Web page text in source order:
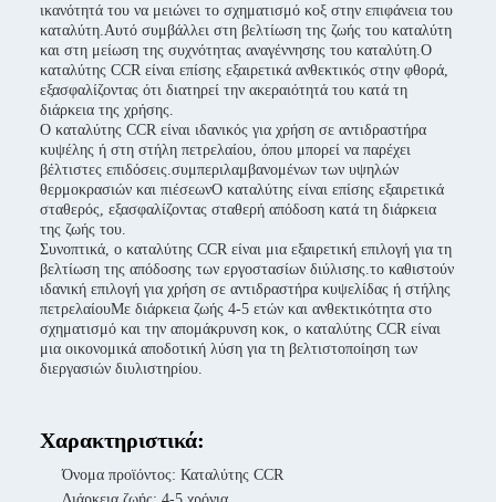
ικανότητά του να μειώνει το σχηματισμό κοξ στην επιφάνεια του
καταλύτη.Αυτό συμβάλλει στη βελτίωση της ζωής του καταλύτη
και στη μείωση της συχνότητας αναγέννησης του καταλύτη.Ο
καταλύτης CCR είναι επίσης εξαιρετικά ανθεκτικός στην φθορά,
εξασφαλίζοντας ότι διατηρεί την ακεραιότητά του κατά τη
διάρκεια της χρήσης.
Ο καταλύτης CCR είναι ιδανικός για χρήση σε αντιδραστήρα
κυψέλης ή στη στήλη πετρελαίου, όπου μπορεί να παρέχει
βέλτιστες επιδόσεις.συμπεριλαμβανομένων των υψηλών
θερμοκρασιών και πιέσεωνΟ καταλύτης είναι επίσης εξαιρετικά
σταθερός, εξασφαλίζοντας σταθερή απόδοση κατά τη διάρκεια
της ζωής του.
Συνοπτικά, ο καταλύτης CCR είναι μια εξαιρετική επιλογή για τη
βελτίωση της απόδοσης των εργοστασίων διύλισης.το καθιστούν
ιδανική επιλογή για χρήση σε αντιδραστήρα κυψελίδας ή στήλης
πετρελαίουΜε διάρκεια ζωής 4-5 ετών και ανθεκτικότητα στο
σχηματισμό και την απομάκρυνση κοκ, ο καταλύτης CCR είναι
μια οικονομικά αποδοτική λύση για τη βελτιστοποίηση των
διεργασιών διυλιστηρίου.
Χαρακτηριστικά:
Όνομα προϊόντος: Καταλύτης CCR